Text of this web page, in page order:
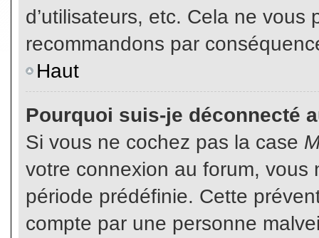
d’utilisateurs, etc. Cela ne vous
recommandons par
Haut
Pourquoi suis-je déconnecté
Si vous ne cochez pas la case
votre connexion au forum,
période prédéfinie. Cette
compte par une personne